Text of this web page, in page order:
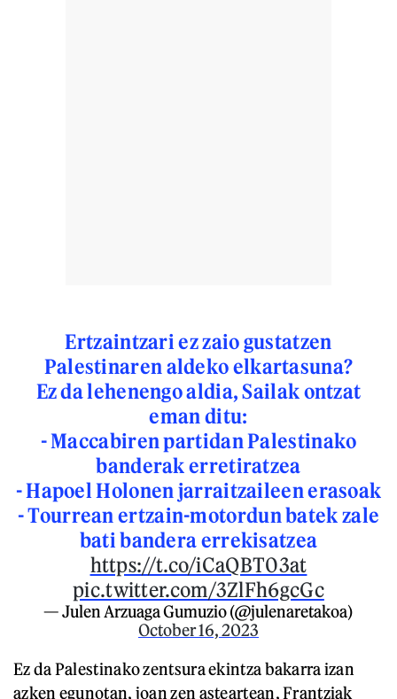
Ertzaintzari ez zaio gustatzen
Palestinaren aldeko elkartasuna?
Ez da lehenengo aldia, Sailak ontzat
eman ditu:
- Maccabiren partidan Palestinako
banderak erretiratzea
- Hapoel Holonen jarraitzaileen erasoak
- Tourrean ertzain-motordun batek zale
bati bandera errekisatzea
https://t.co/iCaQBT03at
pic.twitter.com/3ZlFh6gcGc
— Julen Arzuaga Gumuzio (@julenaretakoa)
October 16, 2023
Ez da Palestinako zentsura ekintza bakarra izan
azken egunotan, joan zen asteartean, Frantziak